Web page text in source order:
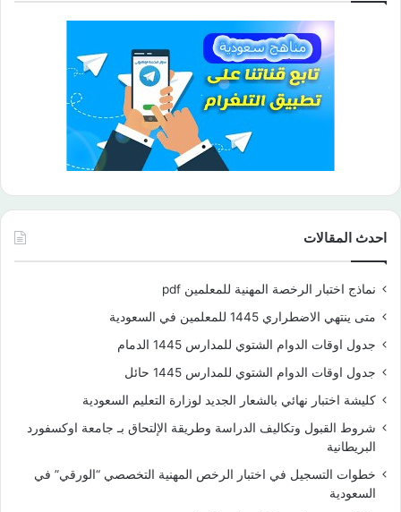
احدث المقالات
نماذج اختبار الرخصة المهنية للمعلمين pdf
متى ينتهي الاضطراري 1445 للمعلمين في السعودية
جدول اوقات الدوام الشتوي للمدارس 1445 الدمام
جدول اوقات الدوام الشتوي للمدارس 1445 حائل
كليشة اختبار نهائي بالشعار الجديد لوزارة التعليم السعودية
شروط القبول وتكاليف الدراسة وطريقة الإلتحاق بـ جامعة اوكسفورد
البريطانية
خطوات التسجيل في اختبار الرخص المهنية التخصصي “الورقي” في
السعودية